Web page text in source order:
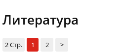
Литература
2 Стр. 1 2 >